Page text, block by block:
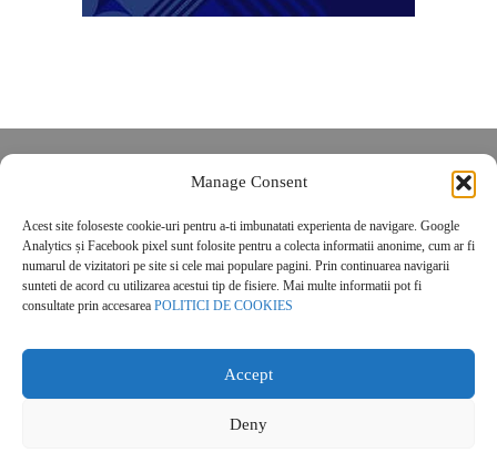
Manage Consent
Acest site foloseste cookie-uri pentru a-ti imbunatati experienta de navigare. Google
Analytics și Facebook pixel sunt folosite pentru a colecta informatii anonime, cum ar fi
numarul de vizitatori pe site si cele mai populare pagini. Prin continuarea navigarii
sunteti de acord cu utilizarea acestui tip de fisiere. Mai multe informatii pot fi
consultate prin accesarea POLITICI DE COOKIES
Accept
Deny
POLITICĂ DE CONFIDENȚIALITATE
Politica de cookies
© 2026 Real Estate Magazine. All Rights Reserved.